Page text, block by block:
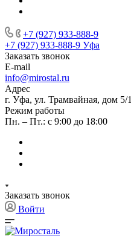
+7 (927) 933-888-9
+7 (927) 933-888-9 Уфа
Заказать звонок
E-mail
info@mirostal.ru
Адрес
г. Уфа, ул. Трамвайная, дом 5/1
Режим работы
Пн. – Пт.: с 9:00 до 18:00
Заказать звонок
Войти